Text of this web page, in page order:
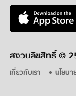
สงวนลิขสิทธิ์ ©
เกี่ยวกับเรา นโยบ